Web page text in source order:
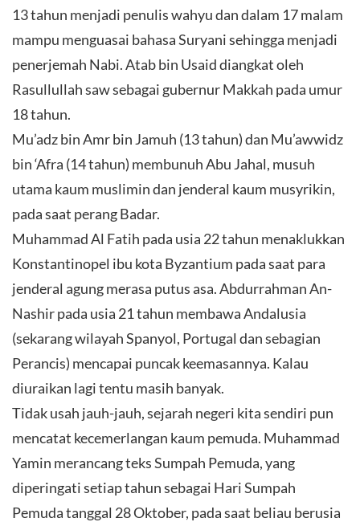
13 tahun menjadi penulis wahyu dan dalam 17 malam
mampu menguasai bahasa Suryani sehingga menjadi
penerjemah Nabi. Atab bin Usaid diangkat oleh
Rasullullah saw sebagai gubernur Makkah pada umur
18 tahun.
Mu’adz bin Amr bin Jamuh (13 tahun) dan Mu’awwidz
bin ‘Afra (14 tahun) membunuh Abu Jahal, musuh
utama kaum muslimin dan jenderal kaum musyrikin,
pada saat perang Badar.
Muhammad Al Fatih pada usia 22 tahun menaklukkan
Konstantinopel ibu kota Byzantium pada saat para
jenderal agung merasa putus asa. Abdurrahman An-
Nashir pada usia 21 tahun membawa Andalusia
(sekarang wilayah Spanyol, Portugal dan sebagian
Perancis) mencapai puncak keemasannya. Kalau
diuraikan lagi tentu masih banyak.
Tidak usah jauh-jauh, sejarah negeri kita sendiri pun
mencatat kecemerlangan kaum pemuda. Muhammad
Yamin merancang teks Sumpah Pemuda, yang
diperingati setiap tahun sebagai Hari Sumpah
Pemuda tanggal 28 Oktober, pada saat beliau berusia